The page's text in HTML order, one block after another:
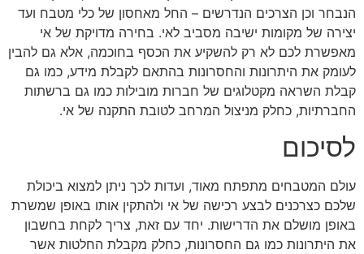
הנבחר וכן הצרכים הנדרשים – החל מאחסון של כלי מטבח ועד
יצירה של מקומות ישיבה מסביב לאי. בחירה מדויקת של אי
מאפשרת לכם לא רק להשקיע את הכסף בחוכמה, אלא גם להבין
לעומק את היתרונות והחסרונות בהתאם לקבלת מידע, כמו גם
קבלת השראה מקטלוגים של חברות מובילות כמו גם ברשתות
החברתיות, כחלק מניצול המרחב לטובת התקנה של אי.
לסיכום
עולם המטבחים מתפתח מאוד, ועדות לכך ניתן למצוא ביכולת
שלכם כצרכנים לבצע רכישה של אי ולהתקין אותו באופן שמשרת
באופן מושלם את הדרישות. יחד עם זאת, צריך לקחת בחשבון
את היתרונות כמו גם החסרונות, כחלק מקבלת החלטות אשר